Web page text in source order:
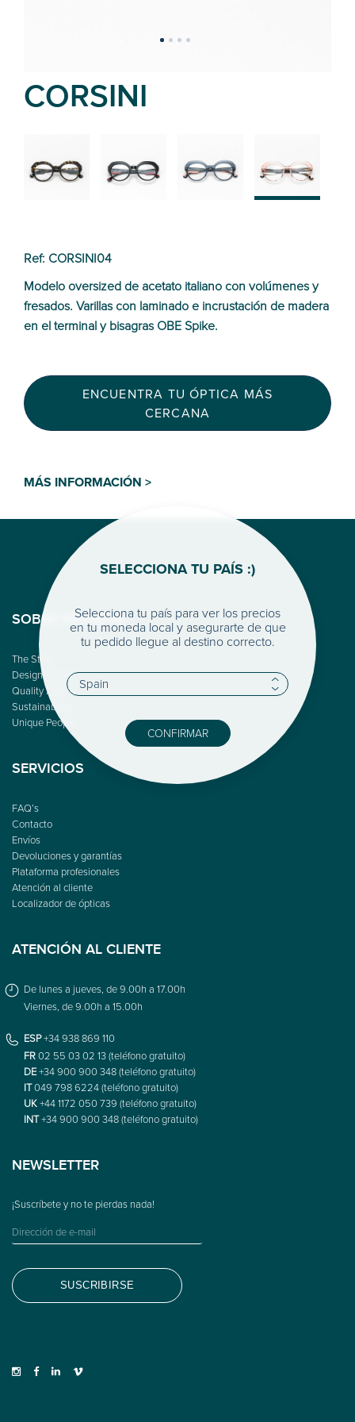
CORSINI
Ref: CORSINI04
Modelo oversized de acetato italiano con volúmenes y
fresados. Varillas con laminado e incrustación de madera
en el terminal y bisagras OBE Spike.
ENCUENTRA TU ÓPTICA MÁS
CERCANA
MÁS INFORMACIÓN >
SOBRE WOODYS
The Story
Design & Color
Quality First
Sustainability
Unique People
SERVICIOS
FAQ’s
Contacto
Envíos
Devoluciones y garantías
Plataforma profesionales
Atención al cliente
Localizador de ópticas
ATENCIÓN AL CLIENTE
De lunes a jueves, de 9.00h a 17.00h
Viernes, de 9.00h a 15.00h
ESP+34 938 869 110
FR02 55 03 02 13 (teléfono gratuito)
DE+34 900 900 348 (teléfono gratuito)
IT049 798 6224 (teléfono gratuito)
UK+44 1172 050 739 (teléfono gratuito)
INT+34 900 900 348 (teléfono gratuito)
NEWSLETTER
SELECCIONA TU PAÍS :)
Selecciona tu país para ver los precios
en tu moneda local y asegurarte de que
tu pedido llegue al destino correcto.
CONFIRMAR